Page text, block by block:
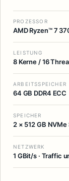
PROZESSOR
AMD Ryzen™ 7
LEISTUNG
8 Kerne / 16
ARBEITSSPEICHER
64 GB DDR4 ECC
SPEICHER
2 × 512 GB NVMe
NETZWERK
1 GBit/s · Traffic